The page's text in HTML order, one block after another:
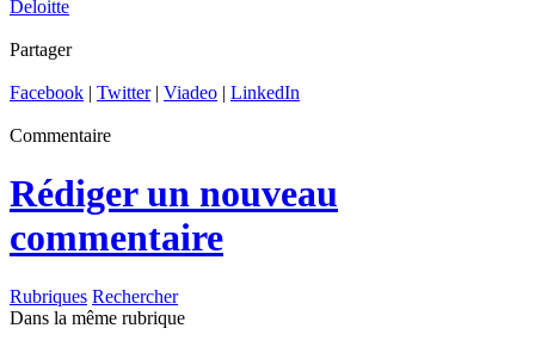
Deloitte
Partager
Facebook | Twitter| Viadeo | LinkedIn
Commentaire
Rédiger un nouveau
commentaire
Rubriques Rechercher
Dans la même rubrique